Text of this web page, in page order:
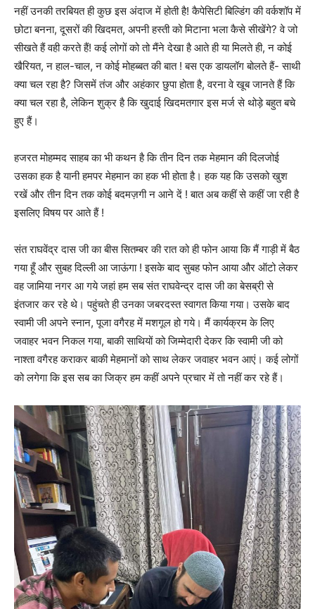
नहीं उनकी तरबियत ही कुछ इस अंदाज में होती है! कैपेसिटी बिल्डिंग की वर्कशॉप में
छोटा बनना, दूसरों की खिदमत, अपनी हस्ती को मिटाना भला कैसे सीखेंगे? वे जो
सीखते हैं वही करते हैं! कई लोगों को तो मैंने देखा है आते ही या मिलते ही, न कोई
खैरियत, न हाल-चाल, न कोई मोहब्बत की बात ! बस एक डायलॉग बोलते हैं- साथी
क्या चल रहा है? जिसमें तंज और अहंकार छुपा होता है, वरना वे खूब जानते हैं कि
क्या चल रहा है, लेकिन शुक्र है कि खुदाई खिदमतगार इस मर्ज से थोड़े बहुत बचे
हुए हैं।
हजरत मोहम्मद साहब का भी कथन है कि तीन दिन तक मेहमान की दिलजोई
उसका हक है यानी हमपर मेहमान का हक भी होता है। हक यह कि उसको खुश
रखें और तीन दिन तक कोई बदमज़गी न आने दें ! बात अब कहीं से कहीं जा रही है
इसलिए विषय पर आते हैं !
संत राघवेंद्र दास जी का बीस सितम्बर की रात को ही फोन आया कि मैं गाड़ी में बैठ
गया हूँ और सुबह दिल्ली आ जाऊंगा ! इसके बाद सुबह फोन आया और ऑटो लेकर
वह जामिया नगर आ गये जहां हम सब संत राघवेन्द्र दास जी का बेसब्री से
इंतजार कर रहे थे। पहुंचते ही उनका जबरदस्त स्वागत किया गया। उसके बाद
स्वामी जी अपने स्नान, पूजा वगैरह में मशगूल हो गये। मैं कार्यक्रम के लिए
जवाहर भवन निकल गया, बाकी साथियों को जिम्मेदारी देकर कि स्वामी जी को
नाश्ता वगैरह कराकर बाकी मेहमानों को साथ लेकर जवाहर भवन आएं। कई लोगों
को लगेगा कि इस सब का जिक्र हम कहीं अपने प्रचार में तो नहीं कर रहे हैं।